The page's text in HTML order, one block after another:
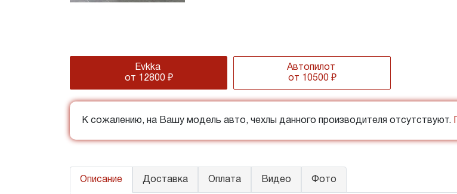
Evkka
от 12800 ₽
Автопилот
от 10500 ₽
К сожалению, на Вашу модель авто, чехлы данного производителя отсутствуют.
Описание Доставка Оплата Видео Фото